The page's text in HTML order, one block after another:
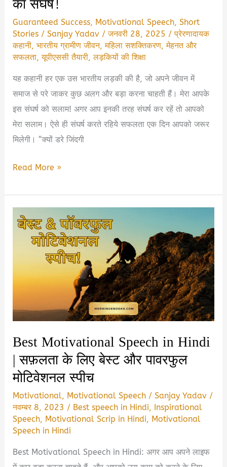
Guaranteed Success, Motivational Speech,Short
Stories /Sanjay Yadav /जनवरी 28, 2025 /प्रेरणादायक
कहानी,भारतीय ग्रामीण जीवन,महिला सशक्तिकरण,मेहनत और
सफलता,यूपीएससी तैयारी,लड़कियों की शिक्षा
यह कहानी हर एक उस भारतीय लड़की की है, जो अपने जीवन में
समाज से परे जाकर कुछ अलग और बड़ा करना चाहती हैं। मेरा आपके
इस संघर्ष को सलाम! अगर आप इनकी तरह संघर्ष कर रहें तो आपको
मेरा सलाम। ऐसे ही संघर्ष करते रहिये सफलता एक दिन आपको जरूर
मिलेगी। “क्यों डरे जिंदगी
गरीब
की
बेटी
का
आईएएस
का
Read More »
Best Motivational Speech in Hindi
| सफ़लता के लिए बेस्ट और पावरफुल
मोटिवेशनल स्पीच
Motivational, Motivational Speech /Sanjay Yadav /
नवम्बर 8, 2023 / Best speech in Hindi, Inspirational
Speech, Motivational Scrip in Hindi, Motivational
Speech in Hindi
Best Motivational Speech in Hindi: अगर आप अपने लाइफ